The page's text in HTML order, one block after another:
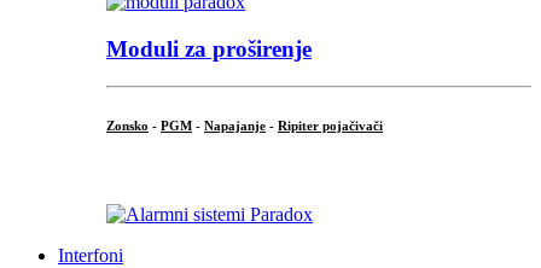
Moduli za proširenje
Zonsko - PGM - Napajanje - Ripiter pojačivači
Interfoni